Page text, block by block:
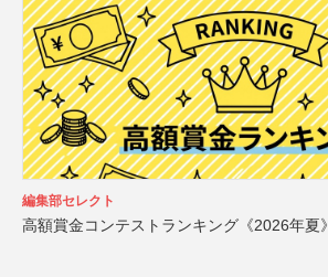
編集部セレクト
高額賞金コンテストランキング《2026年夏》